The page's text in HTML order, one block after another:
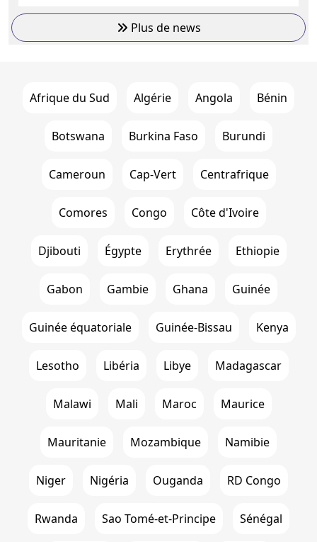
Plus de news
Afrique du Sud Algérie Angola Bénin
Botswana Burkina Faso Burundi
Cameroun Cap-Vert Centrafrique
Comores Congo Côte d'Ivoire
Djibouti Égypte Erythrée Ethiopie
Gabon Gambie Ghana Guinée
Guinée équatoriale Guinée-Bissau Kenya
Lesotho Libéria Libye Madagascar
Malawi Mali Maroc Maurice
Mauritanie Mozambique Namibie
Niger Nigéria Ouganda RD Congo
Rwanda Sao Tomé-et-Principe Sénégal